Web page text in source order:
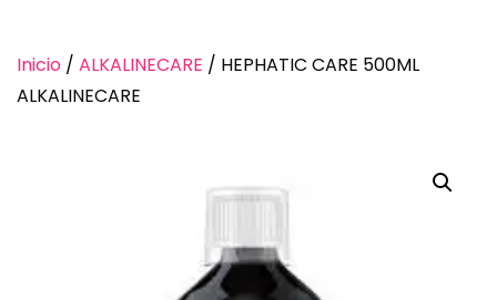
Inicio / ALKALINECARE / HEPHATIC CARE 500ML
ALKALINECARE